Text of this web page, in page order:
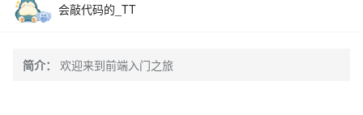
会敲代码的_TT
简介： 欢迎来到前端入门之旅